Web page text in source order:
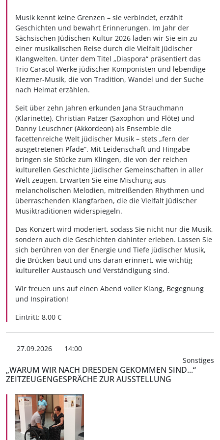
Musik kennt keine Grenzen – sie verbindet, erzählt
Geschichten und bewahrt Erinnerungen. Im Jahr der
Sächsischen Jüdischen Kultur 2026 laden wir Sie ein zu
einer musikalischen Reise durch die Vielfalt jüdischer
Klangwelten. Unter dem Titel „Diaspora“ präsentiert das
Trio Caracol Werke jüdischer Komponisten und lebendige
Klezmer-Musik, die von Tradition, Wandel und der Suche
nach Heimat erzählen.
Seit über zehn Jahren erkunden Jana Strauchmann
(Klarinette), Christian Patzer (Saxophon und Flöte) und
Danny Leuschner (Akkordeon) als Ensemble die
facettenreiche Welt jüdischer Musik – stets „fern der
ausgetretenen Pfade“. Mit Leidenschaft und Hingabe
bringen sie Stücke zum Klingen, die von der reichen
kulturellen Geschichte jüdischer Gemeinschaften in aller
Welt zeugen. Erwarten Sie eine Mischung aus
melancholischen Melodien, mitreißenden Rhythmen und
überraschenden Klangfarben, die die Vielfalt jüdischer
Musiktraditionen widerspiegeln.
Das Konzert wird moderiert, sodass Sie nicht nur die Musik,
sondern auch die Geschichten dahinter erleben. Lassen Sie
sich berühren von der Energie und Tiefe jüdischer Musik,
die Brücken baut und uns daran erinnert, wie wichtig
kultureller Austausch und Verständigung sind.
Wir freuen uns auf einen Abend voller Klang, Begegnung
und Inspiration!
Eintritt: 8,00 €
27.09.2026
14:00
Sonstiges
„WARUM WIR NACH DRESDEN GEKOMMEN SIND...“
ZEITZEUGENGESPRÄCHE ZUR AUSSTELLUNG